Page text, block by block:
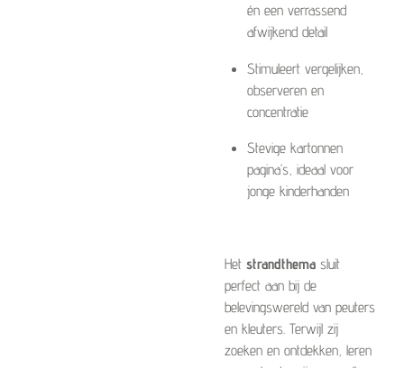
én een verrassend
afwijkend detail
Stimuleert vergelijken,
observeren en
concentratie
Stevige kartonnen
pagina’s, ideaal voor
jonge kinderhanden
Het strandthema sluit
perfect aan bij de
belevingswereld van peuters
en kleuters. Terwijl zij
zoeken en ontdekken, leren